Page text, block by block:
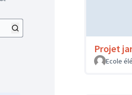
Projet
Ecole